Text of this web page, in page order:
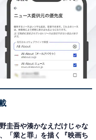
じゅろう）の継子だっ
りそうだから」（30
されキャラで会社が和
「明るく前向きな性格
」（30代女性／神奈川
圭吾や湊かなえだけじゃな
「業と罪」を描く『映画ち